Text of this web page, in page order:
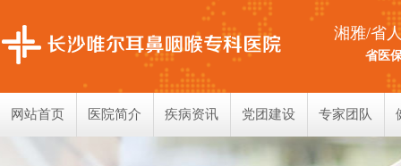
湘雅/省
省医
网站首页 医院简介 疾病资讯 党团建设 专家团队